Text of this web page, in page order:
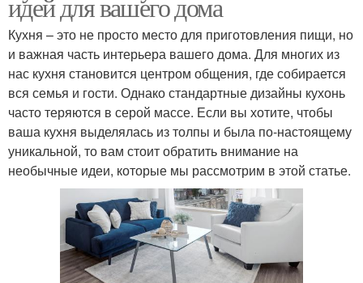
идей для вашего дома
Кухня – это не просто место для приготовления пищи, но
и важная часть интерьера вашего дома. Для многих из
нас кухня становится центром общения, где собирается
вся семья и гости. Однако стандартные дизайны кухонь
часто теряются в серой массе. Если вы хотите, чтобы
ваша кухня выделялась из толпы и была по-настоящему
уникальной, то вам стоит обратить внимание на
необычные идеи, которые мы рассмотрим в этой статье.